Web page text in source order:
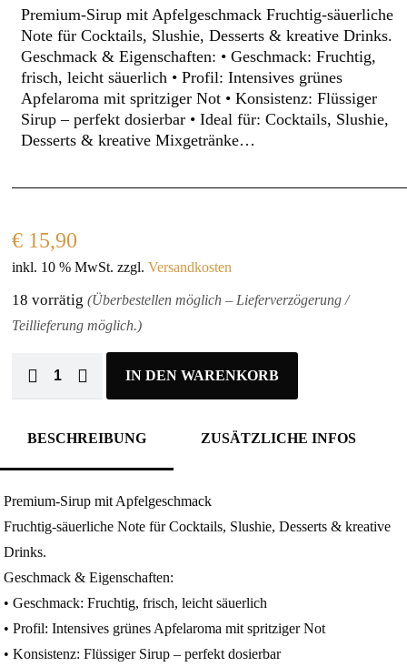
Premium-Sirup mit Apfelgeschmack Fruchtig-säuerliche
Note für Cocktails, Slushie, Desserts & kreative Drinks.
Geschmack & Eigenschaften: • Geschmack: Fruchtig,
frisch, leicht säuerlich • Profil: Intensives grünes
Apfelaroma mit spritziger Not • Konsistenz: Flüssiger
Sirup – perfekt dosierbar • Ideal für: Cocktails, Slushie,
Desserts & kreative Mixgetränke…
€ 15,90
inkl. 10 % MwSt. zzgl.Versandkosten
18 vorrätig(Überbestellen möglich – Lieferverzögerung /
Teillieferung möglich.)
IN DEN WARENKORB
BESCHREIBUNG ZUSÄTZLICHE INFOS
Premium-Sirup mit Apfelgeschmack
Fruchtig-säuerliche Note für Cocktails, Slushie, Desserts & kreative
Drinks.
Geschmack & Eigenschaften:
• Geschmack: Fruchtig, frisch, leicht säuerlich
• Profil: Intensives grünes Apfelaroma mit spritziger Not
• Konsistenz: Flüssiger Sirup – perfekt dosierbar